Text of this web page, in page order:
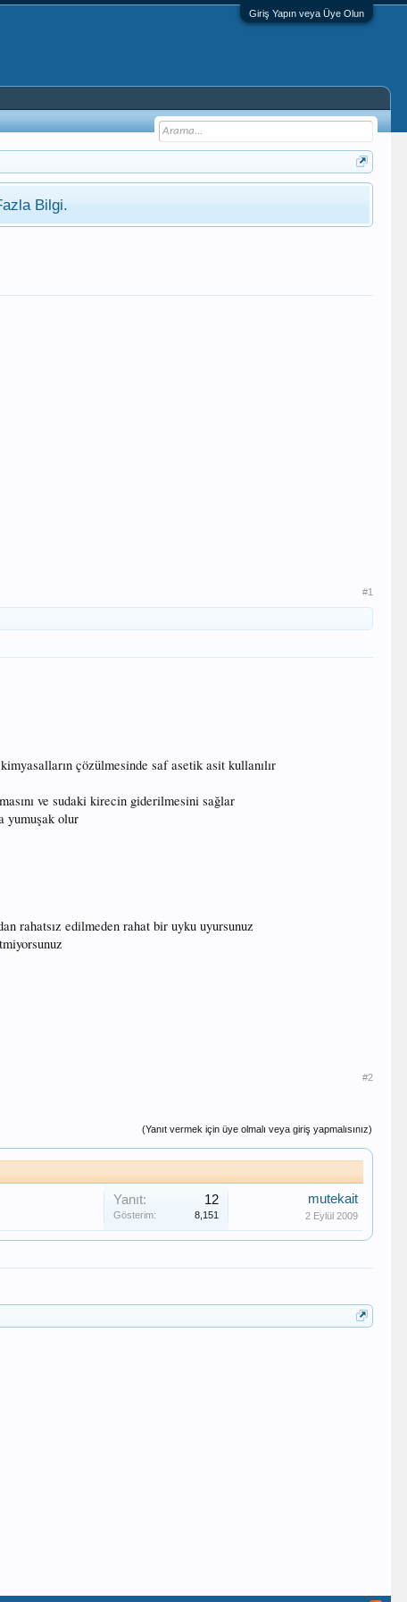
Giriş Yapın veya Üye Olun
Bilgi.
#1
çözülmesinde saf asetik asit kullanılır
ve sudaki kirecin giderilmesini sağlar
yumuşak olur
rahatsız edilmeden rahat bir uyku uyursunuz
#2
(Yanıt vermek için üye olmalı veya giriş yapmalısınız)
Yanıt: 12
Gösterim: 8,151
mutekait
2 Eylül 2009